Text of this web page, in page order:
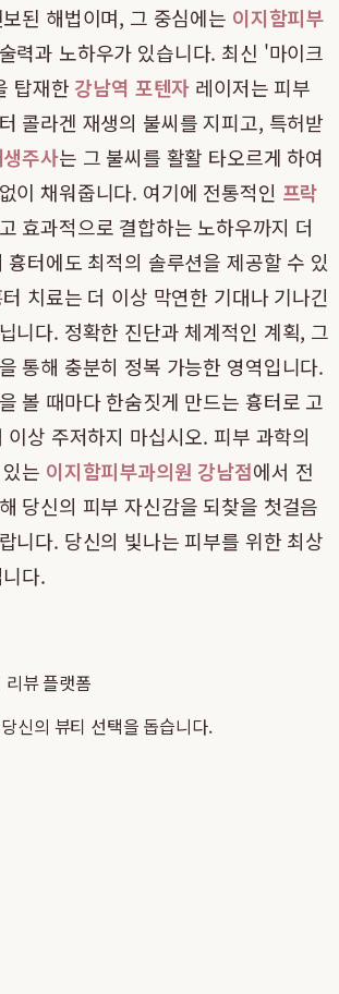
된 해법이며, 그 중심에는 이지함피부
력과 노하우가 있습니다. 최신 '마이크
탑재한 강남역 포텐자 레이저는 피부
콜라겐 재생의 불씨를 지피고, 특허받
주사는 그 불씨를 활활 타오르게 하여
이 채워줍니다. 여기에 전통적인 프락
효과적으로 결합하는 노하우까지 더
흉터에도 최적의 솔루션을 제공할 수 있
치료는 더 이상 막연한 기대나 기나긴
니다. 정확한 진단과 체계적인 계획, 그
통해 충분히 정복 가능한 영역입니다.
볼 때마다 한숨짓게 만드는 흉터로 고
이상 주저하지 마십시오. 피부 과학의
는 이지함피부과의원 강남점에서 전
당신의 피부 자신감을 되찾을 첫걸음
니다. 당신의 빛나는 피부를 위한 최상
다.
뷰 플랫폼
신의 뷰티 선택을 돕습니다.